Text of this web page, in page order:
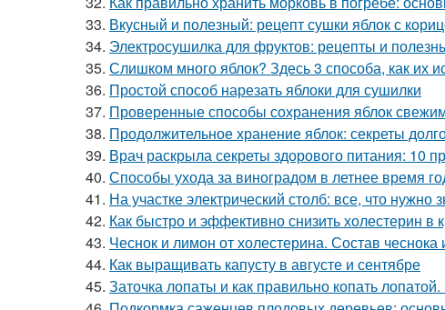
33. Вкусный и полезный: рецепт сушки яблок с
34. Электросушилка для фруктов: рецепты и
35. Слишком много яблок? Здесь 3 способа, как их
36. Простой способ нарезать яблоки для сушилки
37. Проверенные способы сохранения яблок
38. Продолжительное хранение яблок: секреты
39. Врач раскрыла секреты здорового питания: 10
40. Способы ухода за виноградом в летнее время
41. На участке электрический столб: все, что нужно
42. Как быстро и эффективно снизить холестерин
43. Чеснок и лимон от холестерина. Состав
44. Как выращивать капусту в августе и сентябре
45. Заточка лопаты и как правильно копать